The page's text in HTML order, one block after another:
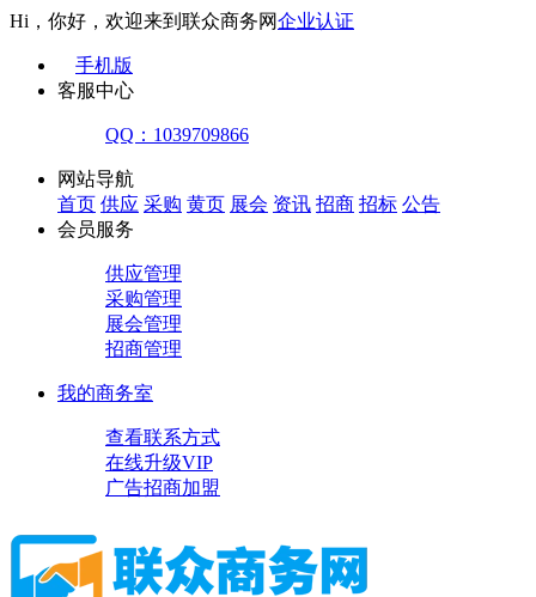
Hi，你好，欢迎来到联众商务网企业认证
手机版
客服中心
QQ：1039709866
网站导航
首页 供应 采购 黄页 展会 资讯 招商 招标 公告
会员服务
供应管理
采购管理
展会管理
招商管理
我的商务室
查看联系方式
在线升级VIP
广告招商加盟